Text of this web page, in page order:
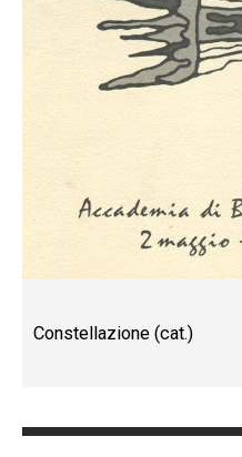
Constellazione (cat.)